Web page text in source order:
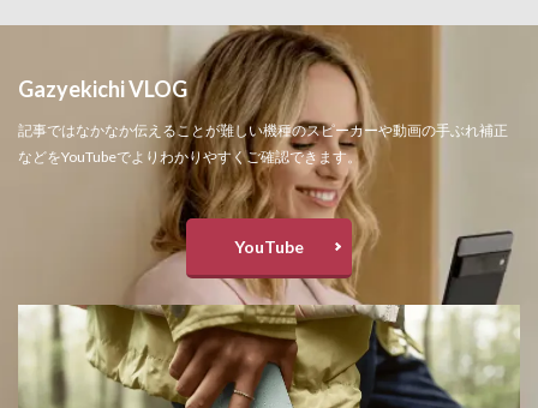
Gazyekichi VLOG
記事ではなかなか伝えることが難しい機種のスピーカーや動画の手ぶれ補正
などをYouTubeでよりわかりやすくご確認できます。
YouTube